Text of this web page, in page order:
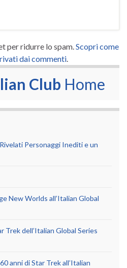
per ridurre lo spam. Scopri come
dai commenti
Club Home
Personaggi Inediti e un
New Worlds all’Italian Global
dell’Italian Global Series
anni di Star Trek all’Italian